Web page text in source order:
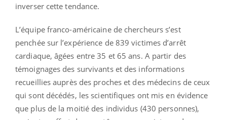
inverser cette tendance.
L’équipe franco-américaine de chercheurs s’est
penchée sur l’expérience de 839 victimes d’arrêt
cardiaque, âgées entre 35 et 65 ans. A partir des
témoignages des survivants et des informations
recueillies auprès des proches et des médecins de ceux
qui sont décédés, les scientifiques ont mis en évidence
que plus de la moitié des individus (430 personnes),